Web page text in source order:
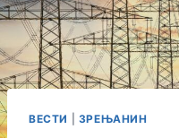
ВЕСТИ ЗРЕЊАНИН